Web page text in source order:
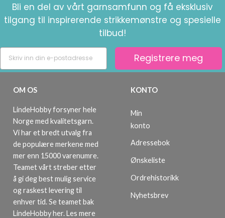
Bli en del av vårt garnsamfunn og få eksklusiv
tilgang til inspirerende strikkemønstre og spesielle
tilbud!
Registrere meg
OM OS
LindeHobby forsyner hele
Norge med kvalitetsgarn.
Vi har et bredt utvalg fra
de populære merkene med
mer enn 15000 varenumre.
Teamet vårt streber etter
å gi deg best mulig service
og raskest levering til
enhver tid. Se teamet bak
LindeHobby her.Les mere
KONTO
Min
konto
Adressebok
Ønskeliste
Ordrehistorikk
Nyhetsbrev